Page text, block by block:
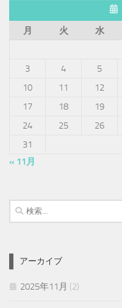
月
火 水
3
4 5
10
11 12
17
18 19
24
25 26
31
« 11月
検
索:
アーカイブ
2025年11月 (2)